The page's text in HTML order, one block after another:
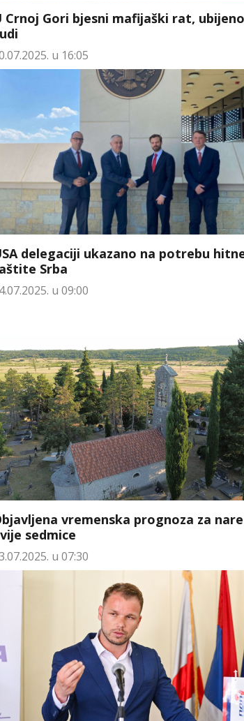
Crnoj Gori bjesni mafijaški rat,
u 16:05
delegaciji ukazano na potrebu
Srba
u 09:00
vremenska prognoza za
sedmice
u 07:30